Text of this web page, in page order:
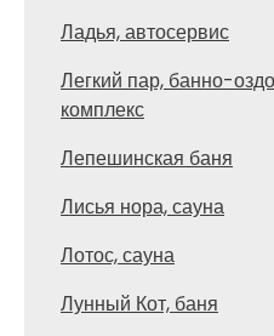
Ладья, автосервис
Легкий пар, банно-
комплекс
Лепешинская баня
Лисья нора, сауна
Лотос, сауна
Лунный Кот, баня